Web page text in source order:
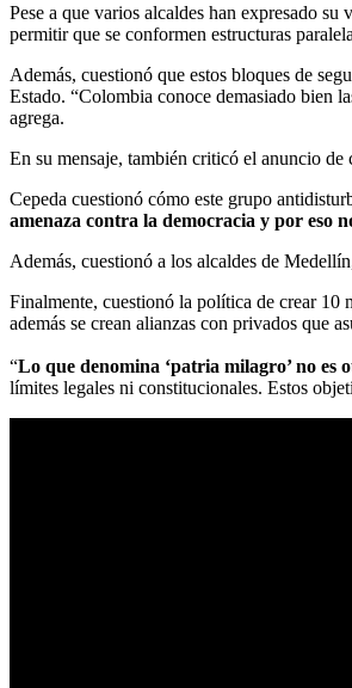
Pese a que varios alcaldes han expresado
permitir que se conformen estructuras
Además, cuestionó que estos bloques de
Estado. “Colombia conoce demasiado bien
agrega.
En su mensaje, también criticó el anuncio
Cepeda cuestionó cómo este grupo
amenaza contra la democracia y por eso
Además, cuestionó a los alcaldes de
Finalmente, cuestionó la política de crear 10
además se crean alianzas con privados que
“Lo que denomina ‘patria milagro’ no
límites legales ni constitucionales. Estos